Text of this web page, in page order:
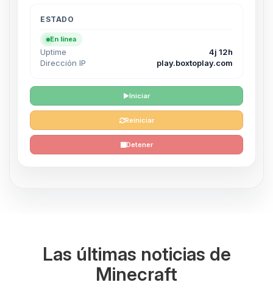
ESTADO
En línea
Uptime
4j 12h
Dirección IP
play.boxtoplay.com
Iniciar
Reiniciar
Detener
Las últimas noticias de
Minecraft